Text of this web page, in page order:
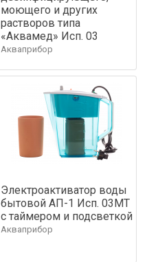
моющего и других
растворов типа
«Аквамед» Исп. 03
Акваприбор
Электроактиватор воды
бытовой АП-1 Исп. 03МТ
с таймером и подсветкой
Акваприбор